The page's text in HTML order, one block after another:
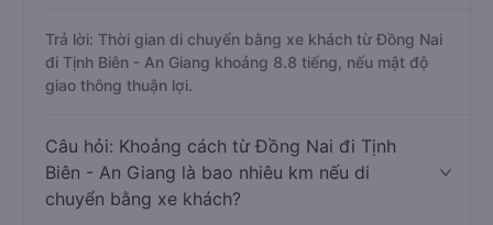
Trả lời: Thời gian di chuyển bằng xe khách từ Đồng Nai
đi Tịnh Biên - An Giang khoảng 8.8 tiếng, nếu mật độ
giao thông thuận lợi.
Câu hỏi: Khoảng cách từ Đồng Nai đi Tịnh
Biên - An Giang là bao nhiêu km nếu di
chuyển bằng xe khách?